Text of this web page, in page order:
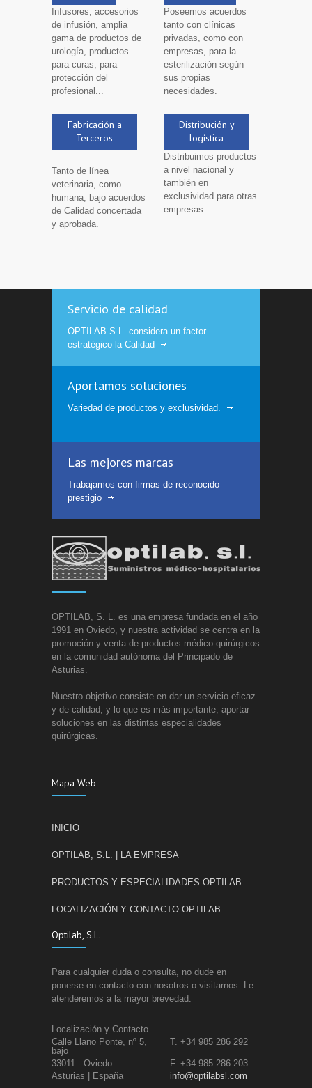
Infusores, accesorios
de infusión, amplia
gama de productos de
urología, productos
para curas, para
protección del
profesional...
Poseemos acuerdos
tanto con clínicas
privadas, como con
empresas, para la
esterilización según
sus propias
necesidades.
Fabricación a
Terceros
Tanto de línea
veterinaria, como
humana, bajo acuerdos
de Calidad concertada
y aprobada.
Distribución y
logística
Distribuimos productos
a nivel nacional y
también en
exclusividad para otras
empresas.
Servicio de calidad
OPTILAB S.L. considera un factor
estratégico la Calidad
Aportamos soluciones
Variedad de productos y exclusividad.
Las mejores marcas
Trabajamos con firmas de reconocido
prestigio
OPTILAB, S. L. es una empresa fundada en el año
1991 en Oviedo, y nuestra actividad se centra en la
promoción y venta de productos médico-quirúrgicos
en la comunidad autónoma del Principado de
Asturias.
Nuestro objetivo consiste en dar un servicio eficaz
y de calidad, y lo que es más importante, aportar
soluciones en las distintas especialidades
quirúrgicas.
Mapa Web
INICIO
OPTILAB, S.L. | LA EMPRESA
PRODUCTOS Y ESPECIALIDADES OPTILAB
LOCALIZACIÓN Y CONTACTO OPTILAB
Optilab, S.L.
Para cualquier duda o consulta, no dude en
ponerse en contacto con nosotros o visitarnos. Le
atenderemos a la mayor brevedad.
Localización y Contacto
Calle Llano Ponte, nº 5,
bajo
T. +34 985 286 292
33011 - Oviedo
F. +34 985 286 203
Asturias | España
info@optilabsl.com